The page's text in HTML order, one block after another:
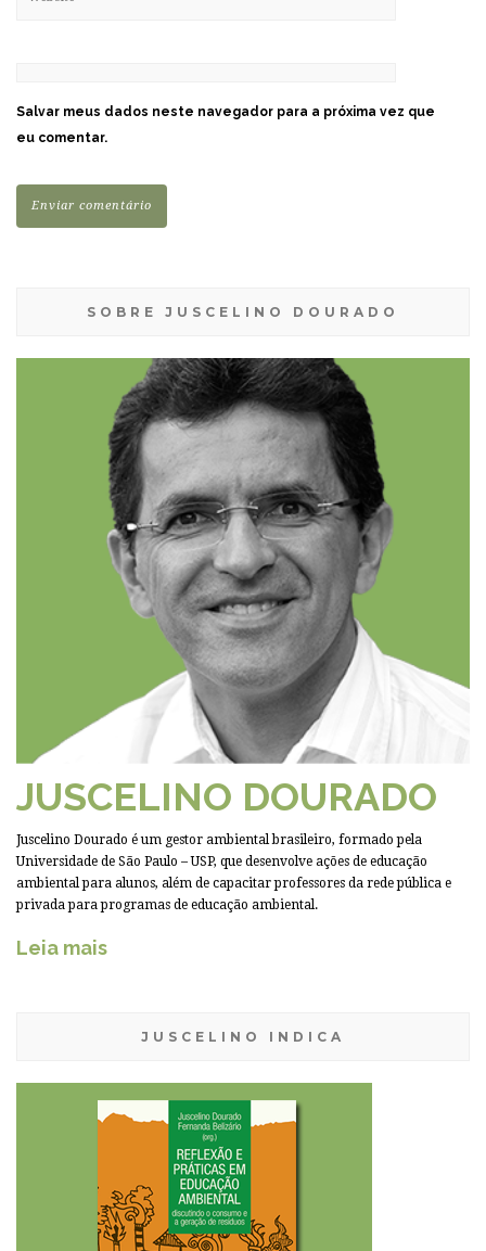
Salvar meus dados neste navegador para a próxima vez que
eu comentar.
SOBRE JUSCELINO DOURADO
JUSCELINO DOURADO
Juscelino Dourado é um gestor ambiental brasileiro, formado pela
Universidade de São Paulo – USP, que desenvolve ações de educação
ambiental para alunos, além de capacitar professores da rede pública e
privada para programas de educação ambiental.
Leia mais
JUSCELINO INDICA